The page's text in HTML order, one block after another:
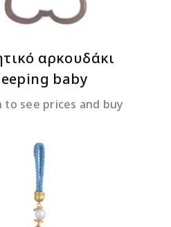
αρκουδάκι
baby
to see prices and buy